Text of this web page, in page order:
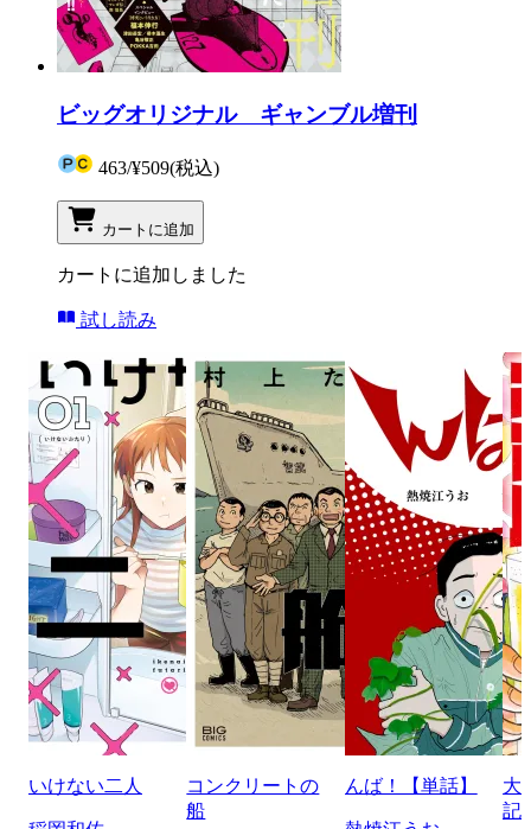
ビッグオリジナル ギャンブル増刊
463/¥509(税込)
カートに追加
カートに追加しました
試し読み
いけない二人
コンクリートの
船
んば！【単話】
大
記